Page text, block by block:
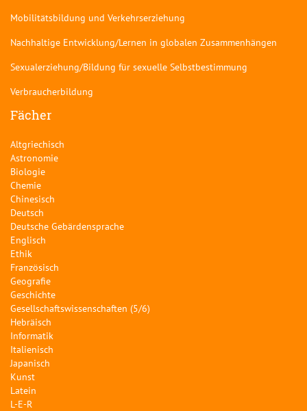
Mobilitätsbildung und Verkehrserziehung
Nachhaltige Entwicklung/Lernen in globalen Zusammenhängen
Sexualerziehung/Bildung für sexuelle Selbstbestimmung
Verbraucherbildung
Fächer
Altgriechisch
Astronomie
Biologie
Chemie
Chinesisch
Deutsch
Deutsche Gebärdensprache
Englisch
Ethik
Französisch
Geografie
Geschichte
Gesellschaftswissenschaften (5/6)
Hebräisch
Informatik
Italienisch
Japanisch
Kunst
Latein
L-E-R